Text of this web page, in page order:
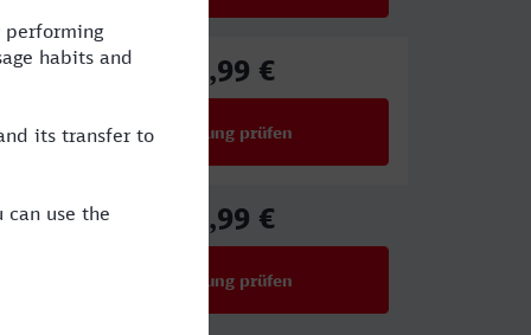
39,99 €
Verbindung prüfen
50,99 €
Verbindung prüfen